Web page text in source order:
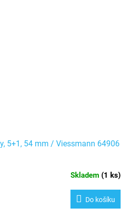
5+1, 54 mm / Viessmann 64906
Skladem (1 ks)
Do košíku